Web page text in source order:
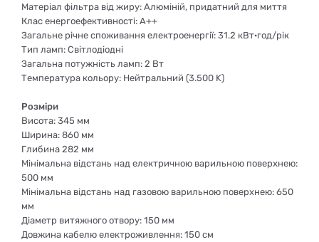
Матеріал фільтра від жиру: Алюміній, придатний для миття
Клас енергоефективності: A++
Загальне річне споживання електроенергії: 31.2 кВт·год/рік
Тип ламп: Світлодіодні
Загальна потужність ламп: 2 Вт
Температура кольору: Нейтральний (3.500 K)
Розміри
Висота: 345 мм
Ширина: 860 мм
Глибина 282 мм
Мінімальна відстань над електричною варильною поверхнею:
500 мм
Мінімальна відстань над газовою варильною поверхнею: 650
мм
Діаметр витяжного отвору: 150 мм
Довжина кабелю електроживлення: 150 см